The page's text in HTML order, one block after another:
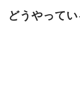
どうやって